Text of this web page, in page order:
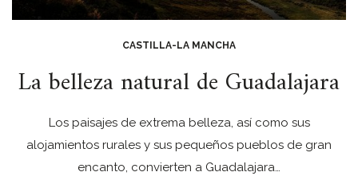
CASTILLA-LA MANCHA
La belleza natural de Guadalajara
Los paisajes de extrema belleza, así como sus
alojamientos rurales y sus pequeños pueblos de gran
encanto, convierten a Guadalajara…